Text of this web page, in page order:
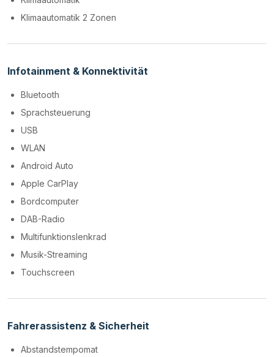
Klimaautomatik 2 Zonen
Infotainment & Konnektivität
Bluetooth
Sprachsteuerung
USB
WLAN
Android Auto
Apple CarPlay
Bordcomputer
DAB-Radio
Multifunktionslenkrad
Musik-Streaming
Touchscreen
Fahrerassistenz & Sicherheit
Abstandstempomat